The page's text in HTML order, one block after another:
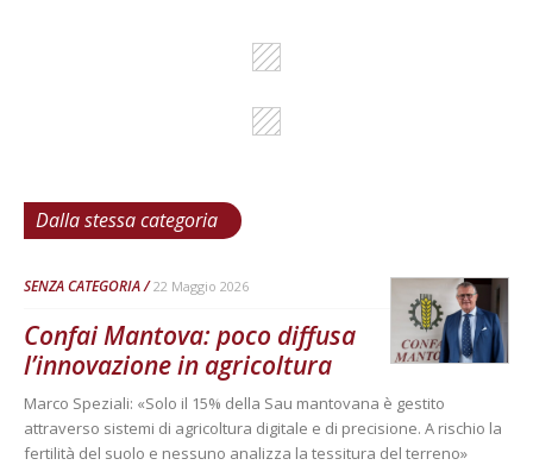
Dalla stessa categoria
SENZA CATEGORIA 22 Maggio 2026
Confai Mantova: poco diffusa
l’innovazione in agricoltura
Marco Speziali: «Solo il 15% della Sau mantovana è gestito
attraverso sistemi di agricoltura digitale e di precisione. A rischio la
fertilità del suolo e nessuno analizza la tessitura del terreno»